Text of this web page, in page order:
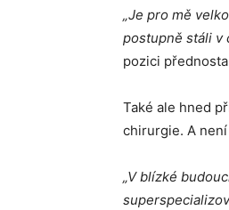
„Je pro mě
postupně stáli v
pozici
Také ale hned
chirurgie. A
„V blízké